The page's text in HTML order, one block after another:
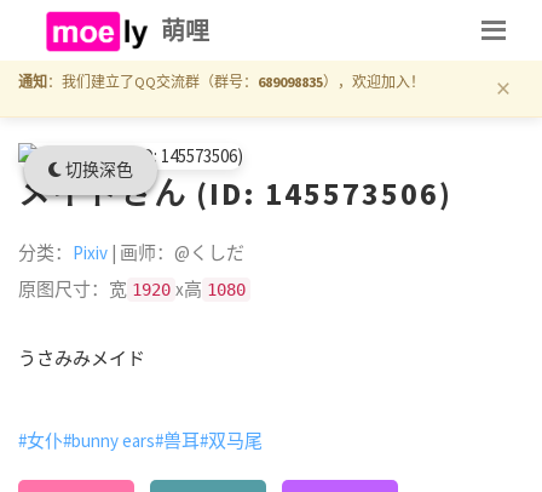
切换深色
萌哩
通知 ：我们建立了QQ交流群（群号： 689098835），欢迎加入！ ×
メイドさん (ID: 145573506)
分类： Pixiv | 画师：@くしだ
原图尺寸：宽 1920 x高 1080
うさみみメイド
#女仆#bunny ears#兽耳#双马尾